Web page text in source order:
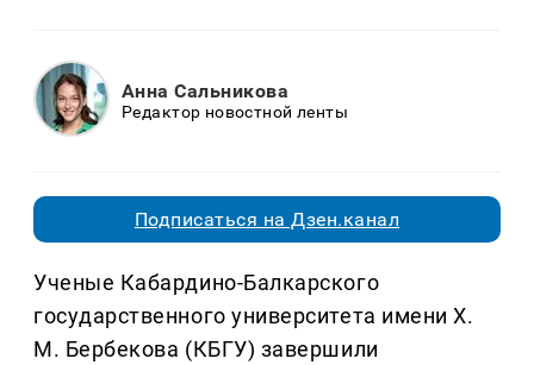
Анна Сальникова
Редактор новостной ленты
Подписаться на Дзен.канал
Ученые Кабардино-Балкарского
государственного университета имени Х.
М. Бербекова (КБГУ) завершили